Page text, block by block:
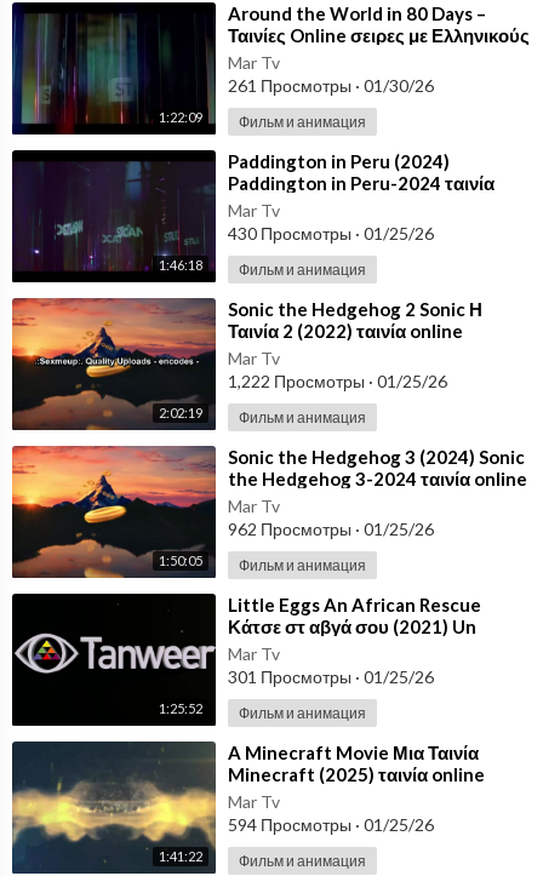
1:22:09
⁣Around the World in 80 Days –
Ταινίες Online σειρες με Ελληνικούς
Υπότιτλους δωρεάν Greek
subtitles
Mar Tv
261 Просмотры · 01/30/26
Фильм и анимация
1:46:18
⁣Paddington in Peru (2024)
Paddington in Peru-2024 ταινία
online ελληνικους υποτιτλους
Ταινίες του 20
Mar Tv
430 Просмотры · 01/25/26
Фильм и анимация
2:02:19
⁣Sonic the Hedgehog 2 Sonic Η
Ταινία 2 (2022) ταινία online
ελληνικους υποτιτλους Ταινίες του
2022 gr
Mar Tv
1,222 Просмотры · 01/25/26
Фильм и анимация
1:50:05
⁣Sonic the Hedgehog 3 (2024) Sonic
the Hedgehog 3-2024 ταινία online
ελληνικους υποτιτλους Ταινίες το
Mar Tv
962 Просмотры · 01/25/26
Фильм и анимация
1:25:52
⁣Little Eggs An African Rescue
Κάτσε στ αβγά σου (2021) Un
rescate de huevitos ταινία online
ελληνικο
Mar Tv
301 Просмотры · 01/25/26
Фильм и анимация
1:41:22
⁣A Minecraft Movie Μια Ταινία
Minecraft (2025) ταινία online
ελληνικους υποτιτλους Ταινίες του
2025 o
Mar Tv
594 Просмотры · 01/25/26
Фильм и анимация